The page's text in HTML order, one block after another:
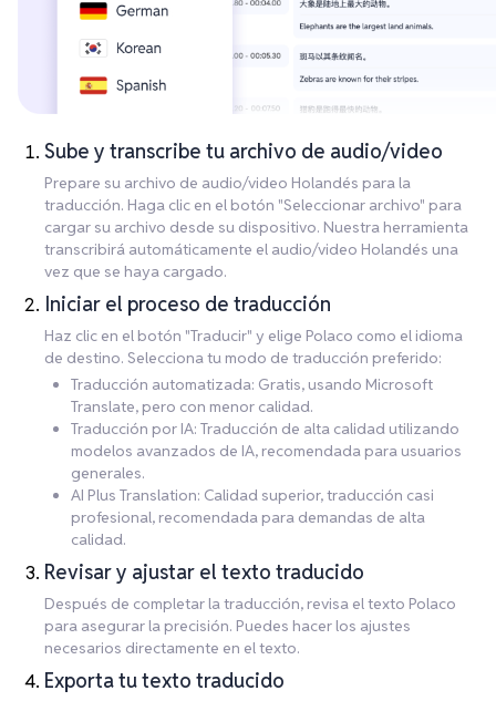
Sube y transcribe tu archivo de audio/video
Prepare su archivo de audio/video Holandés para la
traducción. Haga clic en el botón "Seleccionar archivo" para
cargar su archivo desde su dispositivo. Nuestra herramienta
transcribirá automáticamente el audio/video Holandés una
vez que se haya cargado.
Iniciar el proceso de traducción
Haz clic en el botón "Traducir" y elige Polaco como el idioma
de destino. Selecciona tu modo de traducción preferido:
Traducción automatizada: Gratis, usando Microsoft
Translate, pero con menor calidad.
Traducción por IA: Traducción de alta calidad utilizando
modelos avanzados de IA, recomendada para usuarios
generales.
AI Plus Translation: Calidad superior, traducción casi
profesional, recomendada para demandas de alta
calidad.
Revisar y ajustar el texto traducido
Después de completar la traducción, revisa el texto Polaco
para asegurar la precisión. Puedes hacer los ajustes
necesarios directamente en el texto.
Exporta tu texto traducido